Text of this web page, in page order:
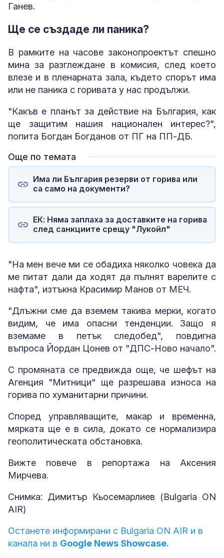
Ганев.
Ще се създаде ли паника?
В рамките на часове законопроектът спешно
мина за разглеждане в комисия, след което
влезе и в пленарната зала, където спорът има
или не паника с горивата у нас продължи.
"Какъв е планът за действие на България, как
ще защитим нашия национален интерес?",
попита Богдан Богданов от ПГ на ПП-ДБ.
Още по темата
Има ли България резерви от горива или
са само на документи?
ЕК: Няма заплаха за доставките на горива
след санкциите срещу "Лукойл"
"На мен вече ми се обадиха няколко човека да
ме питат дали да ходят да пълнят варелите с
нафта", изтъкна Красимир Манов от МЕЧ.
"Длъжни сме да вземем такива мерки, когато
видим, че има опасни тенденции. Защо я
вземаме в петък следобед", повдигна
въпроса Йордан Цонев от "ДПС-Ново начало".
С промяната се предвижда още, че шефът на
Агенция "Митници" ще разрешава износа на
горива по хуманитарни причини.
Според управляващите, макар и временна,
мярката ще е в сила, докато се нормализира
геополитическата обстановка.
Вижте повече в репортажа на Аксения
Мирчева.
Снимка: Димитър Кьосемарлиев (Bulgaria ON
AIR)
Останете информирани с Bulgaria ON AIR и в
канала ни в Google News Showcase.